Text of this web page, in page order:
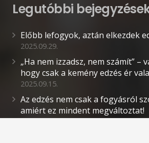
Legutóbbi
Előbb lefogyok, aztán elkezdek
2025.09.29.
„Ha nem izzadsz, nem számít” –
hogy csak a kemény edzés ér
2025.09.15.
Az edzés nem csak a fogyásról
amiért ez mindent megváltoztat!
2025.09.08.